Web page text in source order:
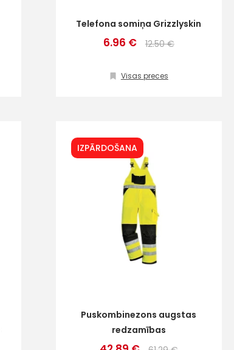
Telefona somiņa Grizzlyskin
6.96 € 12.50 €
Visas preces
IZPĀRDOŠANA
Puskombinezons augstas
redzamības